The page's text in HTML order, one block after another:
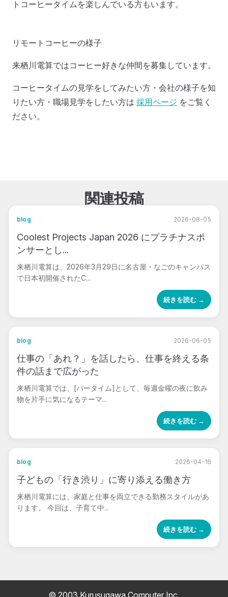
トコーヒータイムを楽しんでいる方もいます。
リモートコーヒーの様子
来栖川電算ではコーヒー好きな仲間を募集しています。
コーヒータイムの見学をしてみたい方・会社の様子を知
りたい方・職場見学をしたい方は 採用ページ をご覧く
ださい。
関連投稿
blog 2026-08-05
Coolest Projects Japan 2026 にプラチナスポ
ンサーとし...
来栖川電算は、2026年3月29日に名古屋・なごのキャンパス
で日本初開催されたC...
続きを読む →
blog 2026-06-05
仕事の「あれ？」を話したら、仕事を終える条
件の話まで広がった
来栖川電算では、[バータイム]として、毎週金曜の夜に飲み
物を片手に気になるテーマ...
続きを読む →
blog 2026-04-16
子どもの「行き渋り」に寄り添える働き方
来栖川電算には、家庭と仕事を両立できる勤務スタイルがあ
ります。 今回は、子育て中...
続きを読む →
© 2003 Kurusugawa Computer Inc.